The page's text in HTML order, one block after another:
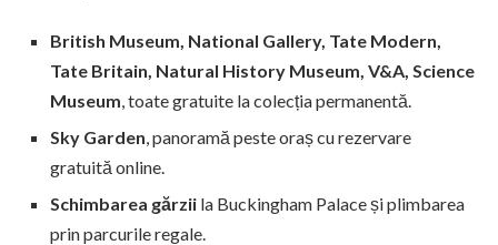
British Museum, National Gallery, Tate Modern,
Tate Britain, Natural History Museum, V&A, Science
Museum , toate gratuite la colecția permanentă.
Sky Garden , panoramă peste oraș cu rezervare
gratuită online.
Schimbarea gărzii la Buckingham Palace și plimbarea
prin parcurile regale.